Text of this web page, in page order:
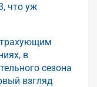
что уж
в
сезона
взгляд